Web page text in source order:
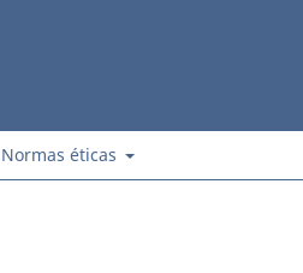
Normas éticas